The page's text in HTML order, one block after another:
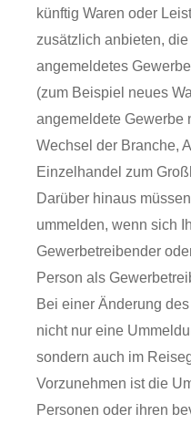
künftig Waren oder
zusätzlich anbieten,
angemeldetes
(zum Beispiel neues
angemeldete Gewerbe
Wechsel der Branche,
Einzelhandel zum
Darüber hinaus
ummelden, wenn sich
Gewerbetreibender
Person als
Bei einer Änderung
nicht nur eine
sondern auch im
Vorzunehmen ist die
Personen oder ihren